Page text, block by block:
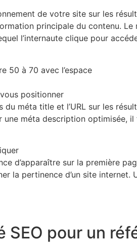
de votre site sur les
principale du contenu.
l’internaute clique pour
50 à 70 avec l’espace
positionner
méta title et l’URL sur les
méta description optimisée,
d’apparaître sur la première
la pertinence d’un site
pour un